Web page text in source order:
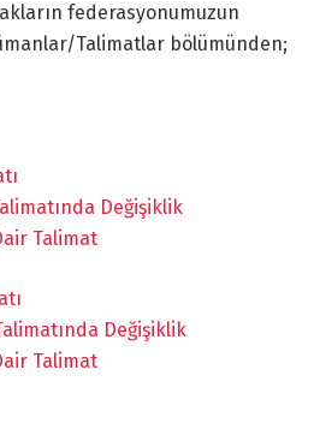
federasyonumuzun
Talimatlar bölümünden;
Değişiklik
Talimat
Değişiklik
Talimat